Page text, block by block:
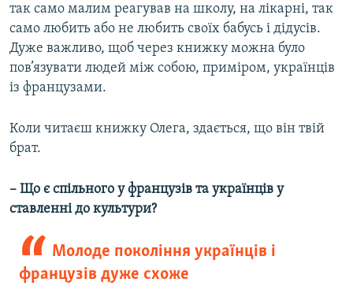
так само малим реагував на школу, на лікарні, так
само любить або не любить своїх бабусь і дідусів.
Дуже важливо, щоб через книжку можна було
пов’язувати людей між собою, приміром, українців
із французами.
Коли читаєш книжку Олега, здається, що він твій
брат.
– Що є спільного у французів та українців у
ставленні до культури?
Молоде покоління українців і
французів дуже схоже